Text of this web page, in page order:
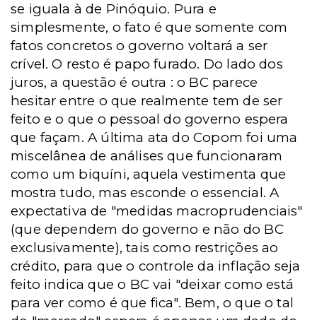
se iguala à de Pinóquio. Pura e
simplesmente, o fato é que somente com
fatos concretos o governo voltará a ser
crível. O resto é papo furado. Do lado dos
juros, a questão é outra : o BC parece
hesitar entre o que realmente tem de ser
feito e o que o pessoal do governo espera
que façam. A última ata do Copom foi uma
miscelânea de análises que funcionaram
como um biquíni, aquela vestimenta que
mostra tudo, mas esconde o essencial. A
expectativa de "medidas macroprudenciais"
(que dependem do governo e não do BC
exclusivamente), tais como restrições ao
crédito, para que o controle da inflação seja
feito indica que o BC vai "deixar como está
para ver como é que fica". Bem, o que o tal